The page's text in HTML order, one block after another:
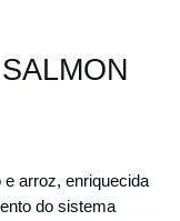
arroz, enriquecida
do sistema